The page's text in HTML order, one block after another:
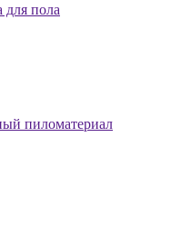
пола
пиломатериал